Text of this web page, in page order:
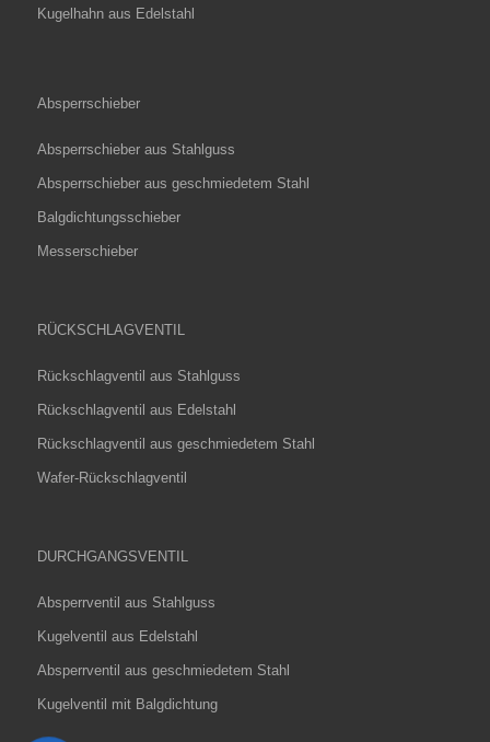
Kugelhahn aus Edelstahl
Absperrschieber
Absperrschieber aus Stahlguss
Absperrschieber aus geschmiedetem Stahl
Balgdichtungsschieber
Messerschieber
RÜCKSCHLAGVENTIL
Rückschlagventil aus Stahlguss
Rückschlagventil aus Edelstahl
Rückschlagventil aus geschmiedetem Stahl
Wafer-Rückschlagventil
DURCHGANGSVENTIL
Absperrventil aus Stahlguss
Kugelventil aus Edelstahl
Absperrventil aus geschmiedetem Stahl
Kugelventil mit Balgdichtung